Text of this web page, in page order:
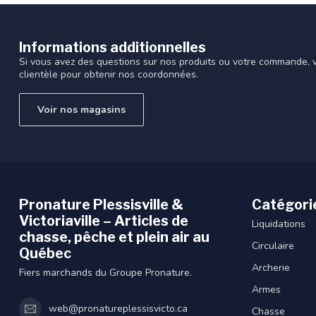
Informations additionnelles
Si vous avez des questions sur nos produits ou votre
clientèle pour obtenir nos coordonnées.
Voir nos magasins
Pronature Plessisville &
Victoriaville – Articles de
chasse, pêche et plein air au
Québec
Fiers marchands du Groupe Pronature.
web@pronatureplessisvicto.ca
Liquidations
Circulaire
Archerie
Armes
Chasse